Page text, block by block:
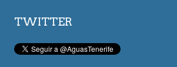
TWITTER